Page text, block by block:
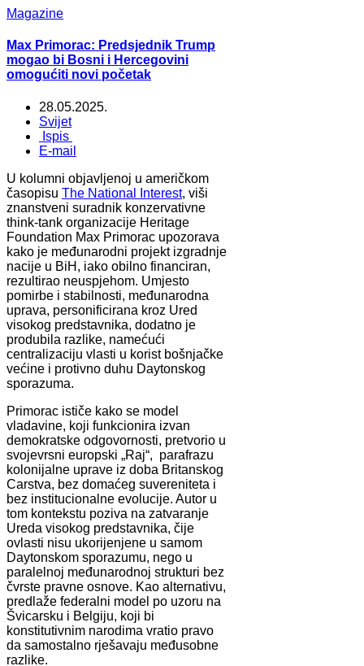
Magazine
Max Primorac: Predsjednik Trump
mogao bi Bosni i Hercegovini
omogućiti novi početak
28.05.2025.
Svijet
Ispis
E-mail
U kolumni objavljenoj u američkom
časopisu The National Interest, viši
znanstveni suradnik konzervativne
think-tank organizacije Heritage
Foundation Max Primorac upozorava
kako je međunarodni projekt izgradnje
nacije u BiH, iako obilno financiran,
rezultirao neuspjehom. Umjesto
pomirbe i stabilnosti, međunarodna
uprava, personificirana kroz Ured
visokog predstavnika, dodatno je
produbila razlike, namećući
centralizaciju vlasti u korist bošnjačke
većine i protivno duhu Daytonskog
sporazuma.
Primorac ističe kako se model
vladavine, koji funkcionira izvan
demokratske odgovornosti, pretvorio u
svojevrsni europski „Raj“, parafrazu
kolonijalne uprave iz doba Britanskog
Carstva, bez domaćeg suvereniteta i
bez institucionalne evolucije. Autor u
tom kontekstu poziva na zatvaranje
Ureda visokog predstavnika, čije
ovlasti nisu ukorijenjene u samom
Daytonskom sporazumu, nego u
paralelnoj međunarodnoj strukturi bez
čvrste pravne osnove. Kao alternativu,
predlaže federalni model po uzoru na
Švicarsku i Belgiju, koji bi
konstitutivnim narodima vratio pravo
da samostalno rješavaju međusobne
razlike.